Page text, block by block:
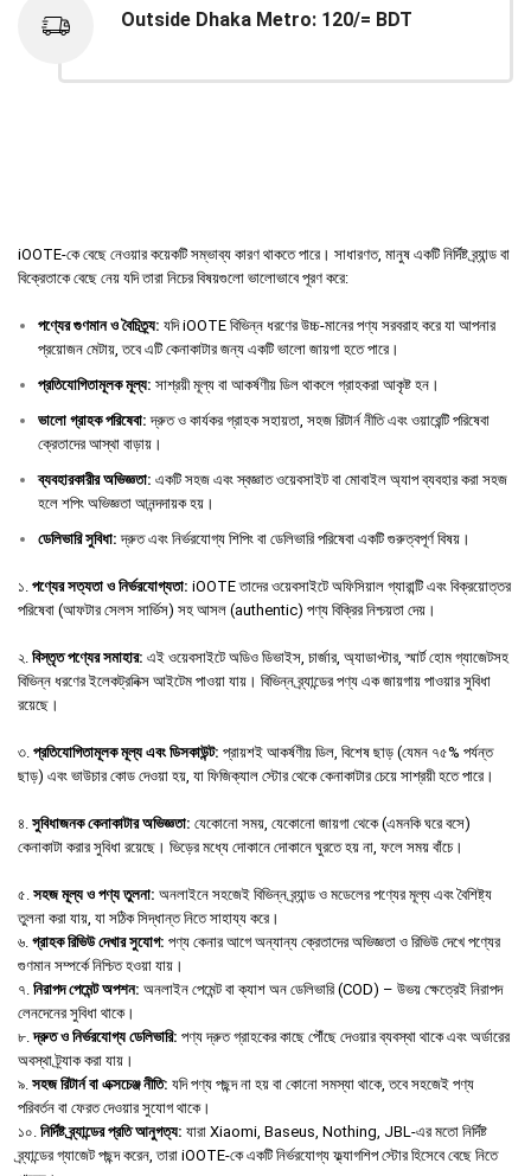
Outside Dhaka Metro: 120/= BDT
iOOTE-কে বেছে নেওয়ার কয়েকটি সম্ভাব্য কারণ থাকতে পারে। সাধারণত, মানুষ একটি নির্দিষ্ট ব্র্যান্ড বা
বিক্রেতাকে বেছে নেয় যদি তারা নিচের বিষয়গুলো ভালোভাবে পূরণ করে:
পণ্যের গুণমান ও বৈচিত্র্য: যদি iOOTE বিভিন্ন ধরণের উচ্চ-মানের পণ্য সরবরাহ করে যা আপনার
প্রয়োজন মেটায়, তবে এটি কেনাকাটার জন্য একটি ভালো জায়গা হতে পারে।
প্রতিযোগিতামূলক মূল্য: সাশ্রয়ী মূল্য বা আকর্ষণীয় ডিল থাকলে গ্রাহকরা আকৃষ্ট হন।
ভালো গ্রাহক পরিষেবা: দ্রুত ও কার্যকর গ্রাহক সহায়তা, সহজ রিটার্ন নীতি এবং ওয়ারেন্টি পরিষেবা
ক্রেতাদের আস্থা বাড়ায়।
ব্যবহারকারীর অভিজ্ঞতা: একটি সহজ এবং স্বজ্ঞাত ওয়েবসাইট বা মোবাইল অ্যাপ ব্যবহার করা সহজ
হলে শপিং অভিজ্ঞতা আনন্দদায়ক হয়।
ডেলিভারি সুবিধা: দ্রুত এবং নির্ভরযোগ্য শিপিং বা ডেলিভারি পরিষেবা একটি গুরুত্বপূর্ণ বিষয়।
১. পণ্যের সত্যতা ও নির্ভরযোগ্যতা: iOOTE তাদের ওয়েবসাইটে অফিসিয়াল গ্যারান্টি এবং বিক্রয়োত্তর
পরিষেবা (আফটার সেলস সার্ভিস) সহ আসল (authentic) পণ্য বিক্রির নিশ্চয়তা দেয়।
২. বিস্তৃত পণ্যের সমাহার: এই ওয়েবসাইটে অডিও ডিভাইস, চার্জার, অ্যাডাপ্টার, স্মার্ট হোম গ্যাজেটসহ
বিভিন্ন ধরণের ইলেকট্রনিক্স আইটেম পাওয়া যায়। বিভিন্ন ব্র্যান্ডের পণ্য এক জায়গায় পাওয়ার সুবিধা
রয়েছে।
৩. প্রতিযোগিতামূলক মূল্য এবং ডিসকাউন্ট: প্রায়শই আকর্ষণীয় ডিল, বিশেষ ছাড় (যেমন ৭৫% পর্যন্ত
ছাড়) এবং ভাউচার কোড দেওয়া হয়, যা ফিজিক্যাল স্টোর থেকে কেনাকাটার চেয়ে সাশ্রয়ী হতে পারে।
৪. সুবিধাজনক কেনাকাটার অভিজ্ঞতা: যেকোনো সময়, যেকোনো জায়গা থেকে (এমনকি ঘরে বসে)
কেনাকাটা করার সুবিধা রয়েছে। ভিড়ের মধ্যে দোকানে দোকানে ঘুরতে হয় না, ফলে সময় বাঁচে।
৫. সহজ মূল্য ও পণ্য তুলনা: অনলাইনে সহজেই বিভিন্ন ব্র্যান্ড ও মডেলের পণ্যের মূল্য এবং বৈশিষ্ট্য
তুলনা করা যায়, যা সঠিক সিদ্ধান্ত নিতে সাহায্য করে।
৬. গ্রাহক রিভিউ দেখার সুযোগ: পণ্য কেনার আগে অন্যান্য ক্রেতাদের অভিজ্ঞতা ও রিভিউ দেখে পণ্যের
গুণমান সম্পর্কে নিশ্চিত হওয়া যায়।
৭. নিরাপদ পেমেন্ট অপশন: অনলাইন পেমেন্ট বা ক্যাশ অন ডেলিভারি (COD) – উভয় ক্ষেত্রেই নিরাপদ
লেনদেনের সুবিধা থাকে।
৮.দ্রুত ও নির্ভরযোগ্য ডেলিভারি: পণ্য দ্রুত গ্রাহকের কাছে পৌঁছে দেওয়ার ব্যবস্থা থাকে এবং অর্ডারের
অবস্থা ট্র্যাক করা যায়।
৯. সহজ রিটার্ন বা এক্সচেঞ্জ নীতি: যদি পণ্য পছন্দ না হয় বা কোনো সমস্যা থাকে, তবে সহজেই পণ্য
পরিবর্তন বা ফেরত দেওয়ার সুযোগ থাকে।
১০. নির্দিষ্ট ব্র্যান্ডের প্রতি আনুগত্য: যারা Xiaomi, Baseus, Nothing, JBL-এর মতো নির্দিষ্ট
ব্র্যান্ডের গ্যাজেট পছন্দ করেন, তারা iOOTE-কে একটি নির্ভরযোগ্য ফ্ল্যাগশিপ স্টোর হিসেবে বেছে নিতে